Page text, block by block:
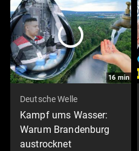
16 min
Deutsche Welle
Kampf ums Wasser:
Warum Brandenburg
austrocknet